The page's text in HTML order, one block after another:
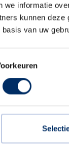
we informatie
kunnen
van uw
Bekijken